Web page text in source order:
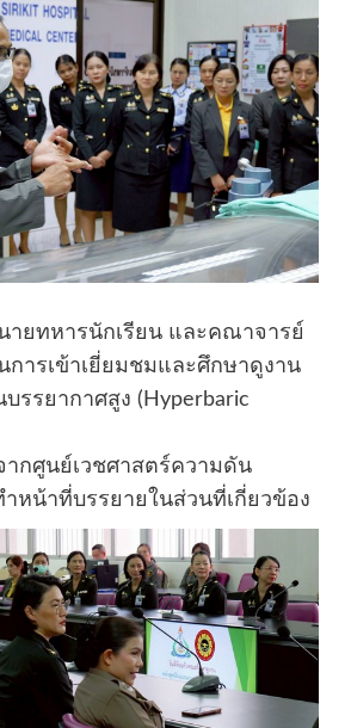
ายทหารนักเรียน และคณาจารย์
การเข้าเยี่ยมชมและศึกษาดูงาน
รรยากาศสูง (Hyperbaric
กศูนย์เวชศาสตร์ความดัน
หน้าที่บรรยายในส่วนที่เกี่ยวข้อง